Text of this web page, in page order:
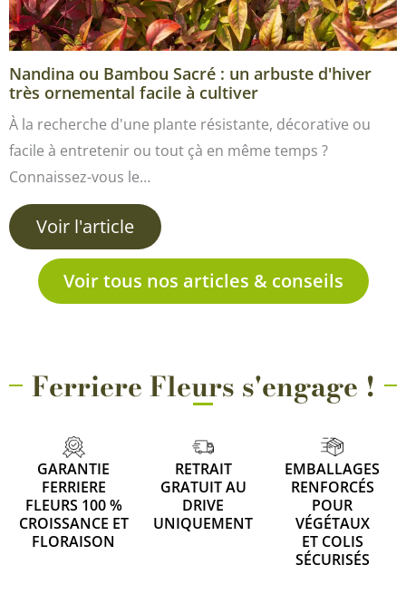
Nandina ou Bambou Sacré : un arbuste d'hiver
très ornemental facile à cultiver
À la recherche d'une plante résistante, décorative ou
facile à entretenir ou tout çà en même temps ?
Connaissez-vous le…
Voir l'article
Voir tous nos articles & conseils
Ferriere Fleurs s'engage !
GARANTIE
FERRIERE
FLEURS 100 %
CROISSANCE ET
FLORAISON
RETRAIT
GRATUIT AU
DRIVE
UNIQUEMENT
EMBALLAGES
RENFORCÉS
POUR
VÉGÉTAUX
ET COLIS
SÉCURISÉS